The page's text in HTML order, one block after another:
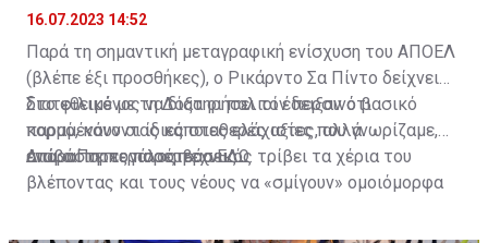
16.07.2023 14:52
Παρά τη σημαντική μεταγραφική ενίσχυση του ΑΠΟΕΛ
(βλέπε έξι προσθήκες), ο Ρικάρντο Σα Πίντο δείχνει
διατεθειμένος να διατηρήσει τον περσινό βασικό
κορμό, κάνοντας κάποιες ελάχιστες, αλλά
απαραίτητες παρεμβάσεις.
Στο φιλικό με τη Δόξα οι παλιοί έδειξαν ότι
παραμένουν οι ίδιες σταθερές αξίες που γνωρίζαμε,
ενώ ο Πορτογάλος τεχνικός τρίβει τα χέρια του
βλέποντας και τους νέους να «σμίγουν» ομοιόμορφα
Διαβάστε περισσότεραΕΔΩ.